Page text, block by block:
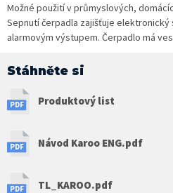
Možné použití v průmyslových,
Sepnutí čerpadla zajišťuje elektronický
alarmovým výstupem. Čerpadlo má
Stáhněte si
Produktový list
Návod Karoo ENG.pdf
TL_KAROO.pdf